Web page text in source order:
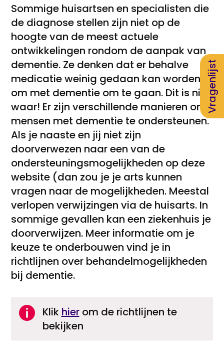
Sommige huisartsen en specialisten die
de diagnose stellen zijn niet op de
hoogte van de meest actuele
ontwikkelingen rondom de aanpak van
dementie. Ze denken dat er behalve
medicatie weinig gedaan kan worden
om met dementie om te gaan. Dit is niet
waar! Er zijn verschillende manieren om
mensen met dementie te ondersteunen.
Als je naaste en jij niet zijn
doorverwezen naar een van de
ondersteuningsmogelijkheden op deze
website (dan zou je je arts kunnen
vragen naar de mogelijkheden. Meestal
verlopen verwijzingen via de huisarts. In
sommige gevallen kan een ziekenhuis je
doorverwijzen. Meer informatie om je
keuze te onderbouwen vind je in
richtlijnen over behandelmogelijkheden
bij dementie.
 Klik hierom de richtlijnen te
bekijken
Vragenlijst